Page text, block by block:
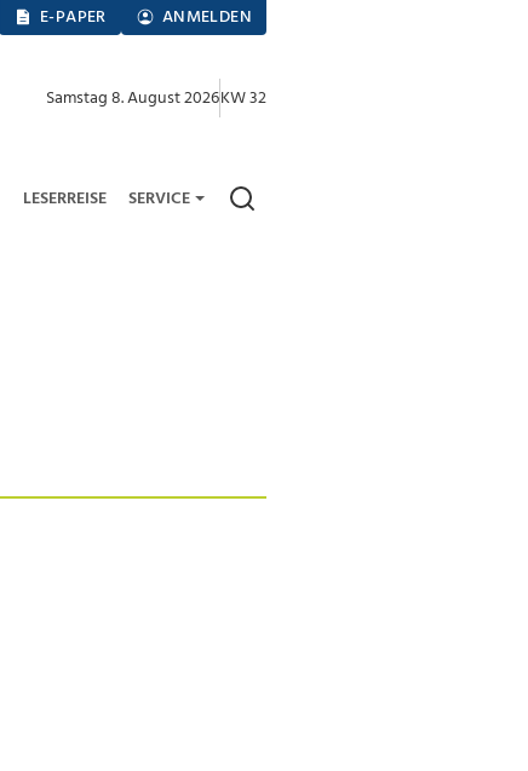
E-PAPER ANMELDEN
Samstag 8. August 2026KW 32
LESERREISE SERVICE